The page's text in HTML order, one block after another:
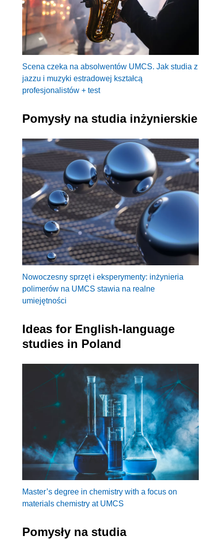
Scena czeka na absolwentów UMCS. Jak studia z
jazzu i muzyki estradowej kształcą
profesjonalistów + test
Pomysły na studia inżynierskie
Nowoczesny sprzęt i eksperymenty: inżynieria
polimerów na UMCS stawia na realne
umiejętności
Ideas for English-language
studies in Poland
Master’s degree in chemistry with a focus on
materials chemistry at UMCS
Pomysły na studia